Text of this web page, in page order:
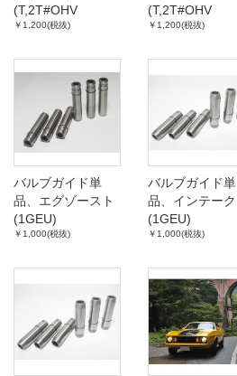
(T,2T#OHV
'72.08-)
￥1,200(税抜)
(T,2T#OHV
'72.08-)
￥1,200(税抜)
バルブガイド単
品、エグゾースト
(1GEU)
￥1,000(税抜)
バルブガイド単
品、インテーク
(1GEU)
￥1,000(税抜)